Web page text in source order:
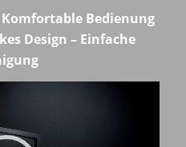
Bedienung
Design – Einfache